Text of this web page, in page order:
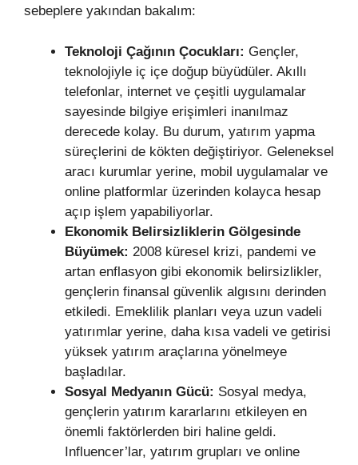
sebeplere yakından bakalım:
Teknoloji Çağının Çocukları: Gençler,
teknolojiyle iç içe doğup büyüdüler. Akıllı
telefonlar, internet ve çeşitli uygulamalar
sayesinde bilgiye erişimleri inanılmaz
derecede kolay. Bu durum, yatırım yapma
süreçlerini de kökten değiştiriyor. Geleneksel
aracı kurumlar yerine, mobil uygulamalar ve
online platformlar üzerinden kolayca hesap
açıp işlem yapabiliyorlar.
Ekonomik Belirsizliklerin Gölgesinde
Büyümek: 2008 küresel krizi, pandemi ve
artan enflasyon gibi ekonomik belirsizlikler,
gençlerin finansal güvenlik algısını derinden
etkiledi. Emeklilik planları veya uzun vadeli
yatırımlar yerine, daha kısa vadeli ve getirisi
yüksek yatırım araçlarına yönelmeye
başladılar.
Sosyal Medyanın Gücü: Sosyal medya,
gençlerin yatırım kararlarını etkileyen en
önemli faktörlerden biri haline geldi.
Influencer’lar, yatırım grupları ve online